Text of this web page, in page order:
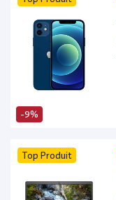
-9%
Top Produit